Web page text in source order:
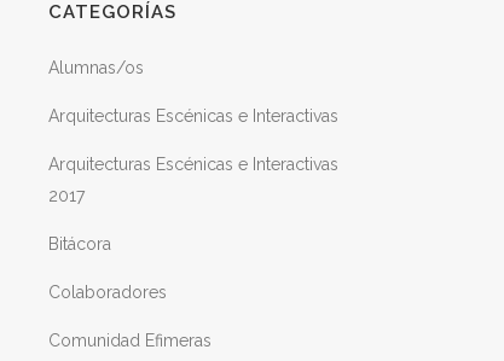
CATEGORÍAS
Alumnas/os
Arquitecturas Escénicas e Interactivas
Arquitecturas Escénicas e Interactivas
2017
Bitácora
Colaboradores
Comunidad Efimeras